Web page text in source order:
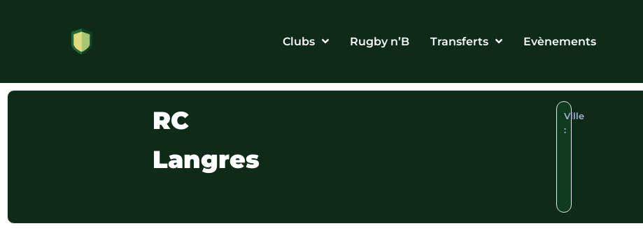
Clubs Rugby n’B Transferts Evènements
RC
Langres
Ville
: